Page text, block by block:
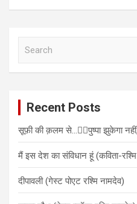
Recent Posts
सूफ़ी की क़लम से…✍🏻पुष्पा झुकेगा
मैं इस देश का संविधान हूं (कविता-
दीपावली (गेस्ट पोएट रश्मि नामदेव)